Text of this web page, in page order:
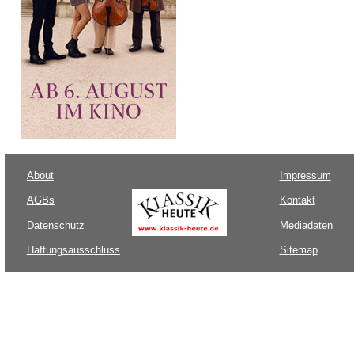
About
AGBs
Datenschutz
Haftungsausschluss
Impressum
Kontakt
Mediadaten
Sitemap